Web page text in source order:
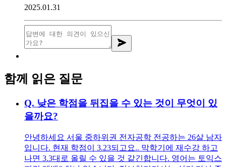
2025.01.31
함께 읽은 질문
Q. 낮은 학점을 뒤집을 수 있는 것이 무엇이 있
을까요?
안녕하세요 서울 중하위권 전자공학 전공하는 26살 남자
입니다. 현재 학점이 3.23되고요.. 막학기에 재수강 하고
나면 3.3대로 올릴 수 있을 것 같긴합니다. 영어는 토익스